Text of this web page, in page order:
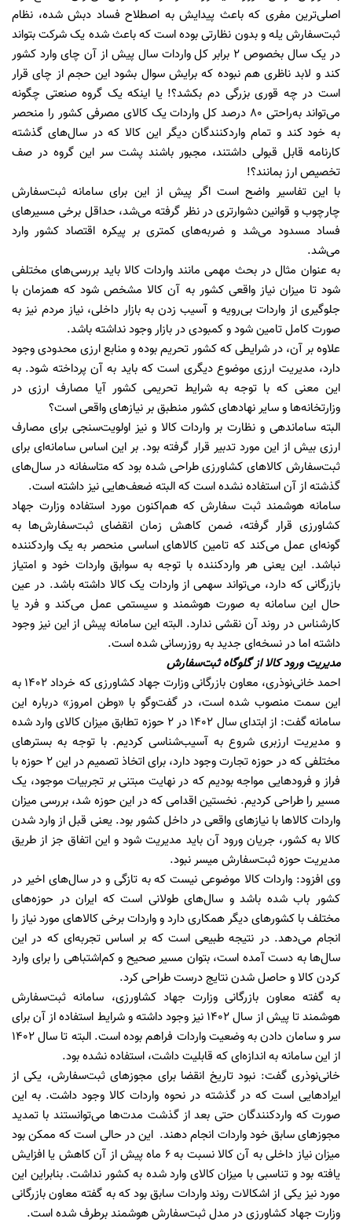
اصلی‌ترین مفری که باعث پیدایش به اصطلاح فساد دبش شده، نظام
ثبت‌سفارش یله و بدون نظارتی بوده است که باعث شده یک شرکت بتواند
در یک سال بخصوص 2 برابر کل واردات سال پیش از آن چای وارد کشور
کند و لابد ناظری هم نبوده که برایش سوال بشود این حجم از چای قرار
است در چه قوری بزرگی دم بکشد؟! یا اینکه یک گروه صنعتی چگونه
می‌تواند به‌راحتی ۸۰ درصد کل واردات یک کالای مصرفی کشور را منحصر
به خود کند و تمام واردکنندگان دیگر این کالا که در سال‌های گذشته
کارنامه قابل قبولی داشتند، مجبور باشند پشت سر این گروه در صف
تخصیص ارز بمانند؟!
با این تفاسیر واضح است اگر پیش از این برای سامانه ثبت‌سفارش
چارچوب و قوانین دشوارتری در نظر گرفته می‌شد، حداقل برخی مسیرهای
فساد مسدود می‌شد و ضربه‌های کمتری بر پیکره اقتصاد کشور وارد
می‌شد.
به عنوان مثال در بحث مهمی مانند واردات کالا باید بررسی‌های مختلفی
شود تا میزان نیاز واقعی کشور به آن کالا مشخص شود که همزمان با
جلوگیری از واردات بی‌رویه و آسیب زدن به بازار داخلی، نیاز مردم نیز به
صورت کامل تامین شود و کمبودی در بازار وجود نداشته باشد.
علاوه بر آن، در شرایطی که کشور تحریم بوده و منابع ارزی محدودی وجود
دارد، مدیریت ارزی موضوع دیگری است که باید به آن پرداخته شود. به
این معنی که با توجه به شرایط تحریمی کشور آیا مصارف ارزی در
وزارتخانه‌ها و سایر نهادهای کشور منطبق بر نیازهای واقعی است؟
البته ساماندهی و نظارت بر واردات کالا و نیز اولویت‌سنجی برای مصارف
ارزی بیش از این مورد تدبیر قرار گرفته بود. بر این اساس سامانه‌ای برای
ثبت‌سفارش کالاهای کشاورزی طراحی شده بود که متاسفانه در سال‌های
گذشته از آن استفاده نشده است که البته ضعف‌هایی نیز داشته است.
سامانه هوشمند ثبت ‌سفارش که هم‌اکنون مورد استفاده وزارت جهاد
کشاورزی قرار گرفته، ضمن کاهش زمان انقضای ثبت‌سفارش‌ها به
گونه‌ای عمل می‌کند که تامین کالاهای اساسی منحصر به یک وارد‌کننده
نباشد. این یعنی هر وارد‌کننده با توجه به سوابق واردات خود و امتیاز
بازرگانی که دارد، می‌تواند سهمی از واردات یک کالا داشته باشد. در عین
حال این سامانه به صورت هوشمند و سیستمی عمل می‌کند و فرد یا
کارشناس در روند آن نقشی ندارد. البته این سامانه پیش از این نیز وجود
داشته اما در نسخه‌ای جدید به روز‌رسانی شده است.
مدیریت ورود کالا از گلوگاه ثبت‌سفارش
احمد خانی‌نوذری، معاون بازرگانی وزارت جهاد کشاورزی که خرداد 1402 به
این سمت منصوب شده است، در گفت‌وگو با «وطن امروز» درباره این
سامانه گفت: از ابتدای سال ۱۴۰2 در 2 حوزه تطابق میزان کالای وارد شده
و مدیریت ارزبری شروع به آسیب‌‌شناسی کردیم. با توجه به بسترهای
مختلفی که در حوزه تجارت وجود دارد، برای اتخاذ تصمیم در این 2 حوزه با
فراز و فرودهایی مواجه بودیم که در نهایت مبتنی بر تجربیات موجود، یک
مسیر را طراحی کردیم. نخستین اقدامی که در این حوزه شد، بررسی میزان
واردات کالاها با نیازهای واقعی در داخل کشور بود. یعنی قبل از وارد شدن
کالا به کشور، جریان ورود آن باید مدیریت شود و این اتفاق جز از طریق
مدیریت حوزه ثبت‌سفارش میسر نبود.
وی افزود: واردات کالا موضوعی نیست که به تازگی و در سال‌های اخیر در
کشور باب شده باشد و سال‌های طولانی است که ایران در حوزه‌های
مختلف با کشورهای دیگر همکاری دارد و واردات برخی کالاهای مورد نیاز را
انجام می‌دهد. در نتیجه طبیعی است که بر اساس تجربه‌ای که در این
سال‌ها به دست آمده است، بتوان مسیر صحیح و کم‌اشتباهی را برای وارد
کردن کالا و حاصل شدن نتایج درست طراحی کرد.
به گفته‌ معاون بازرگانی وزارت جهاد کشاورزی، سامانه ثبت‌سفارش
هوشمند تا پیش از سال 1402 نیز وجود داشته و شرایط استفاده از آن برای
سر و سامان دادن به وضعیت واردات فراهم بوده است. البته تا سال 1402
از این سامانه به اندازه‌ای که قابلیت داشت، استفاده نشده بود.
خانی‌نوذری گفت: نبود تاریخ انقضا برای مجوزهای ثبت‌سفارش، یکی از
ایرادهایی است که در گذشته در نحوه واردات کالا وجود داشت. به این
صورت که واردکنندگان حتی بعد از گذشت مدت‌ها می‌توانستند با تمدید
مجوزهای سابق خود واردات انجام دهند. این در حالی است که ممکن بود
میزان نیاز داخلی به آن کالا نسبت به 6 ماه پیش از آن کاهش یا افزایش
یافته بود و تناسبی با میزان کالای وارد شده به کشور نداشت. بنابراین این
مورد نیز یکی از اشکالات روند واردات سابق بود که به گفته معاون بازرگانی
وزارت جهاد کشاورزی در مدل ثبت‌سفارش هوشمند برطرف شده است.